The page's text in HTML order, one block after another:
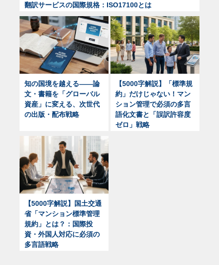
翻訳サービスの国際規格：ISO17100とは
知の国境を越える——論
文・書籍を「グローバル
資産」に変える、次世代
の出版・配布戦略
【5000字解説】「標準規
約」だけじゃない！マン
ション管理で必須の多言
語化文書と「誤訳許容度
ゼロ」戦略
【5000字解説】国土交通
省「マンション標準管理
規約」とは？：国際投
資・外国人対応に必須の
多言語戦略